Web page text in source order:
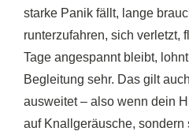
starke Panik fällt, lange
runterzufahren, sich verletzt,
Tage angespannt bleibt,
Begleitung sehr. Das gilt
ausweitet – also wenn dein
auf Knallgeräusche, sondern